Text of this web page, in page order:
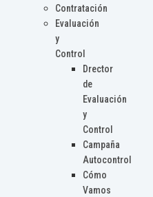
Contratación
Evaluación
y
Control
Drector
de
Evaluación
y
Control
Campaña
Autocontrol
Cómo
Vamos